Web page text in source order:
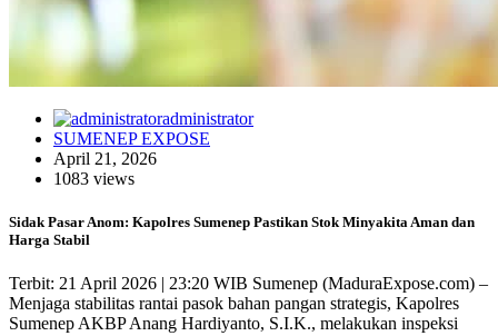
administrator
SUMENEP EXPOSE
April 21, 2026
1083 views
Sidak Pasar Anom: Kapolres Sumenep Pastikan Stok Minyakita Aman dan
Harga Stabil
Terbit: 21 April 2026 | 23:20 WIB Sumenep (MaduraExpose.com) –
Menjaga stabilitas rantai pasok bahan pangan strategis, Kapolres
Sumenep AKBP Anang Hardiyanto, S.I.K., melakukan inspeksi